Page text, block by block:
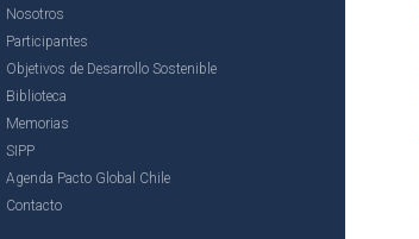
Nosotros
Participantes
Objetivos de Desarrollo Sostenible
Biblioteca
Memorias
SIPP
Agenda Pacto Global Chile
Contacto